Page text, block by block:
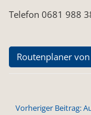
Telefon 0681 988
Routenplaner
Vorheriger Beitrag: